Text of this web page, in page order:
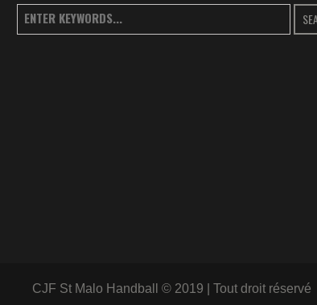
CJF St Malo Handball © 2019 | Tout droit réservé